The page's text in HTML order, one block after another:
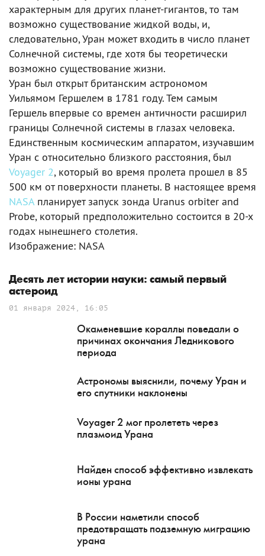
характерным для других планет-гигантов, то там
возможно существование жидкой воды, и,
следовательно, Уран может входить в число планет
Солнечной системы, где хотя бы теоретически
возможно существование жизни.
Уран был открыт британским астрономом
Уильямом Гершелем в 1781 году. Тем самым
Гершель впервые со времен античности расширил
границы Солнечной системы в глазах человека.
Единственным космическим аппаратом, изучавшим
Уран с относительно близкого расстояния, был
Voyager 2, который во время пролета прошел в 85
500 км от поверхности планеты. В настоящее время
NASAпланирует запуск зонда Uranus orbiter and
Probe, который предположительно состоится в 20-х
годах нынешнего столетия.
Изображение: NASA
Десять лет истории науки: самый первый
астероид
01 января 2024, 16:05
Окаменевшие кораллы поведали о
причинах окончания Ледникового
периода
Астрономы выяснили, почему Уран и
его спутники наклонены
Voyager 2 мог пролететь через
плазмоид Урана
Найден способ эффективно извлекать
ионы урана
В России наметили способ
предотвращать подземную миграцию
урана